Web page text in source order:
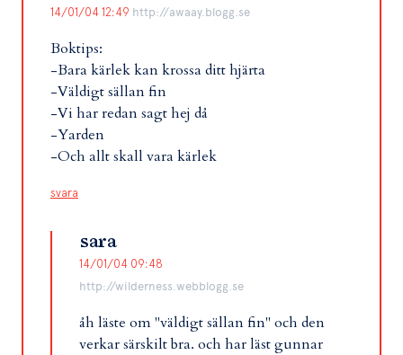
14/01/04 12:49 http://awaay.blogg.se
Boktips:
-Bara kärlek kan krossa ditt hjärta
-Väldigt sällan fin
-Vi har redan sagt hej då
-Yarden
-Och allt skall vara kärlek
svara
sara
14/01/04 09:48
http://wilderness.webblogg.se
åh läste om "väldigt sällan fin" och den
verkar särskilt bra. och har läst gunnar